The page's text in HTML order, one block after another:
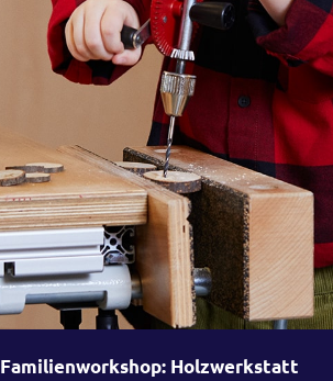
Familienworkshop: Holzwerkstatt